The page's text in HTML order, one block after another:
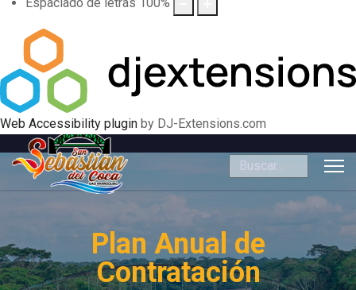
Web Accessibility plugin by DJ-Extensions.com
Buscar
Plan Anual de
Contratación